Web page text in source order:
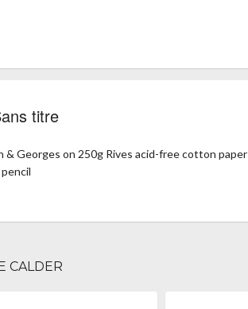
titre
& Georges on 250g Rives acid-free cotton paper
CALDER